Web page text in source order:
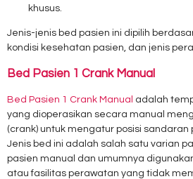
khusus.
Jenis-jenis bed pasien ini dipilih
kondisi kesehatan pasien, dan jenis
Bed Pasien 1 Crank Manual
Bed Pasien 1 Crank Manual adalah
yang dioperasikan secara manual
(crank) untuk mengatur posisi sandaran
Jenis bed ini adalah salah satu varian
pasien manual dan umumnya
atau fasilitas perawatan yang tidak